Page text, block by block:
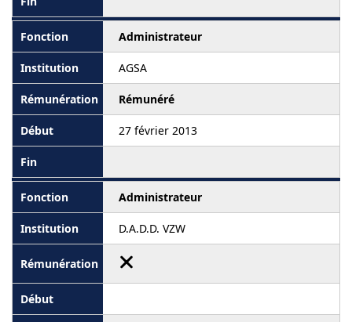
Administrateur
AGSA
Rémunéré
27 février 2013
Administrateur
D.A.D.D. VZW